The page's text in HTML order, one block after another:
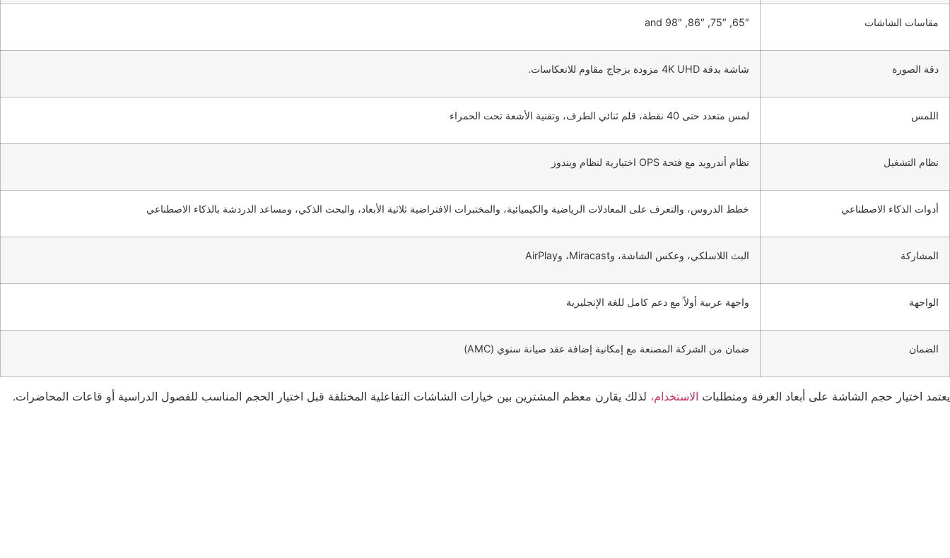
مقاسات الشاشات 65″, 75″, 86″, and 98″
دقة الصورة شاشة بدقة 4K UHD مزودة بزجاج مقاوم للانعكاسات.
اللمس لمس متعدد حتى 40 نقطة، قلم ثنائي الطرف، وتقنية الأشعة تحت الحمراء
نظام التشغيل نظام أندرويد مع فتحة OPS اختيارية لنظام ويندوز
أدوات الذكاء الاصطناعي خطط الدروس، والتعرف على المعادلات الرياضية والكيميائية، والمختبرات الافتراضية ثلاثية الأبعاد، والبحث الذكي، ومساعد الدردشة بالذكاء الاصطناعي
المشاركة البث اللاسلكي، وعكس الشاشة، وMiracast، وAirPlay
الواجهة واجهة عربية أولاً مع دعم كامل للغة الإنجليزية
الضمان ضمان من الشركة المصنعة مع إمكانية إضافة عقد صيانة سنوي (AMC)
يعتمد اختيار حجم الشاشة على أبعاد الغرفة ومتطلبات الاستخدام، لذلك يقارن معظم المشترين بين خيارات الشاشات التفاعلية المختلفة قبل اختيار الحجم المناسب للفصول الدراسية أو قاعات المحاضرات.